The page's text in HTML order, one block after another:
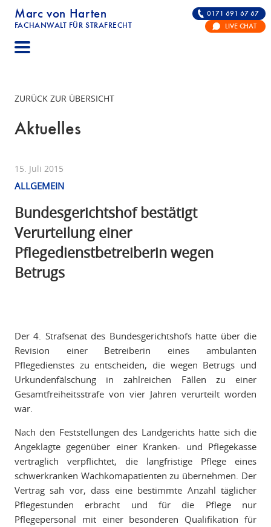
Marc von Harten
FACHANWALT FÜR STRAFRECHT
STRAFRECHT | RECHTSANWALT FÜR DIE
0171 691 67 67
LIVE CHAT
ZURÜCK ZUR ÜBERSICHT
Aktuelles
15. Juli 2015
ALLGEMEIN
Bundesgerichtshof bestätigt
Verurteilung einer
Pflegedienstbetreiberin wegen
Betrugs
Der 4. Strafsenat des Bundesgerichtshofs hatte über die
Revision einer Betreiberin eines ambulanten
Pflegedienstes zu entscheiden, die wegen Betrugs und
Urkundenfälschung in zahlreichen Fällen zu einer
Gesamtfreiheitsstrafe von vier Jahren verurteilt worden
war.
Nach den Feststellungen des Landgerichts hatte sich die
Angeklagte gegenüber einer Kranken- und Pflegekasse
vertraglich verpflichtet, die langfristige Pflege eines
schwerkranken Wachkomapatienten zu übernehmen. Der
Vertrag sah vor, dass eine bestimmte Anzahl täglicher
Pflegestunden erbracht und für die Pflege nur
Pflegepersonal mit einer besonderen Qualifikation für